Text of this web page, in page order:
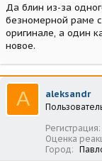
Да блин из-за
безномерной раме
оригинале, а один
новое.
A aleksandr
Регистрация
Оценка
Город